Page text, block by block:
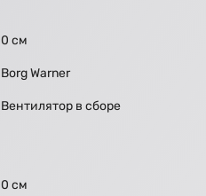
0 см
Borg Warner
Вентилятор в сборе
0 см